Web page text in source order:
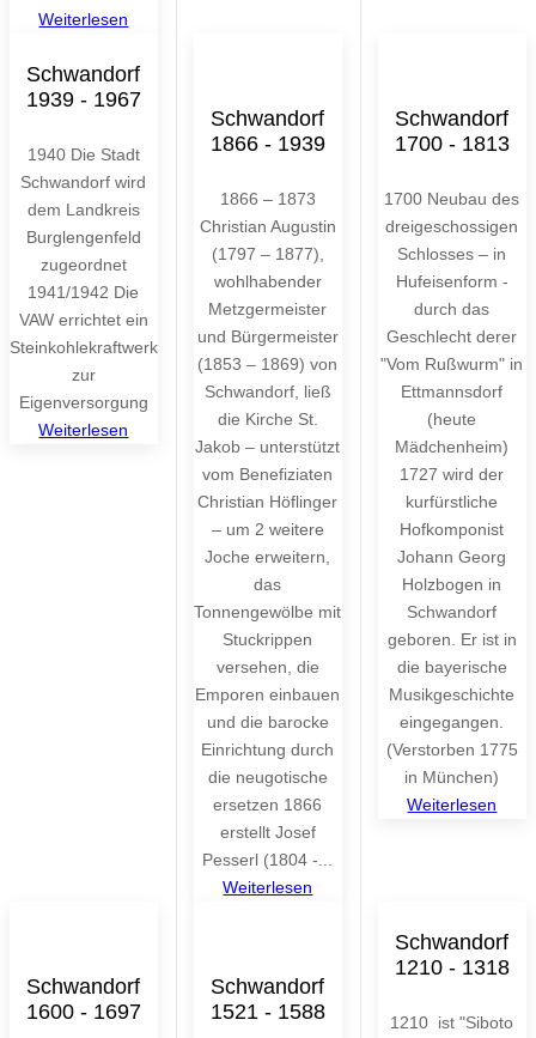
Weiterlesen
Schwandorf
1939 - 1967
1940 Die Stadt
Schwandorf wird
dem Landkreis
Burglengenfeld
zugeordnet
1941/1942 Die
VAW errichtet ein
Steinkohlekraftwerk
zur
Eigenversorgung
Weiterlesen
Schwandorf
1866 - 1939
1866 – 1873
Christian Augustin
(1797 – 1877),
wohlhabender
Metzgermeister
und Bürgermeister
(1853 – 1869) von
Schwandorf, ließ
die Kirche St.
Jakob – unterstützt
vom Benefiziaten
Christian Höflinger
– um 2 weitere
Joche erweitern,
das
Tonnengewölbe mit
Stuckrippen
versehen, die
Emporen einbauen
und die barocke
Einrichtung durch
die neugotische
ersetzen 1866
erstellt Josef
Pesserl (1804 -...
Weiterlesen
Schwandorf
1700 - 1813
1700 Neubau des
dreigeschossigen
Schlosses – in
Hufeisenform -
durch das
Geschlecht derer
"Vom Rußwurm" in
Ettmannsdorf
(heute
Mädchenheim)
1727 wird der
kurfürstliche
Hofkomponist
Johann Georg
Holzbogen in
Schwandorf
geboren. Er ist in
die bayerische
Musikgeschichte
eingegangen.
(Verstorben 1775
in München)
Weiterlesen
Schwandorf
1600 - 1697
Schwandorf
1521 - 1588
Schwandorf
1210 - 1318
1210 ist "Siboto